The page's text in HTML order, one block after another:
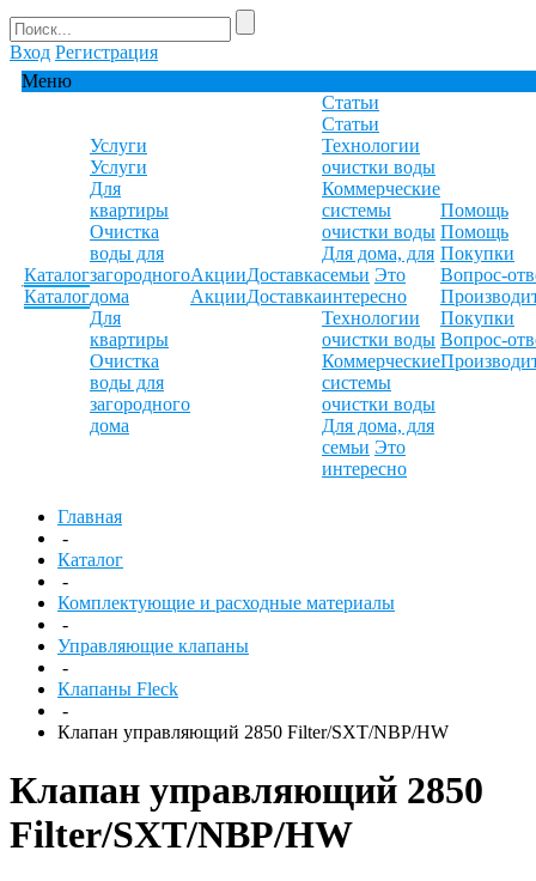
Вход Регистрация
Меню
Каталог
Каталог
Услуги
Услуги
Для
квартиры
Очистка
воды для
загородного
дома
Для
квартиры
Очистка
воды для
загородного
дома
Акции
Акции
Доставка
Доставка
Статьи
Статьи
Технологии
очистки воды
Коммерческие
системы
очистки воды
Для дома, для
семьи Это
интересно
Технологии
очистки воды
Коммерческие
системы
очистки воды
Для дома, для
семьи Это
интересно
Помощь
Помощь
Покупки
Вопрос-
Покупки
Вопрос-
Главная
-
Каталог
-
Комплектующие и расходные материалы
-
Управляющие клапаны
-
Клапаны Fleck
-
Клапан управляющий 2850 Filter/SXT/NBP/HW
Клапан управляющий 2850
Filter/SXT/NBP/HW